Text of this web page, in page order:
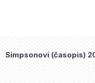
Simpsonovi (časopis)